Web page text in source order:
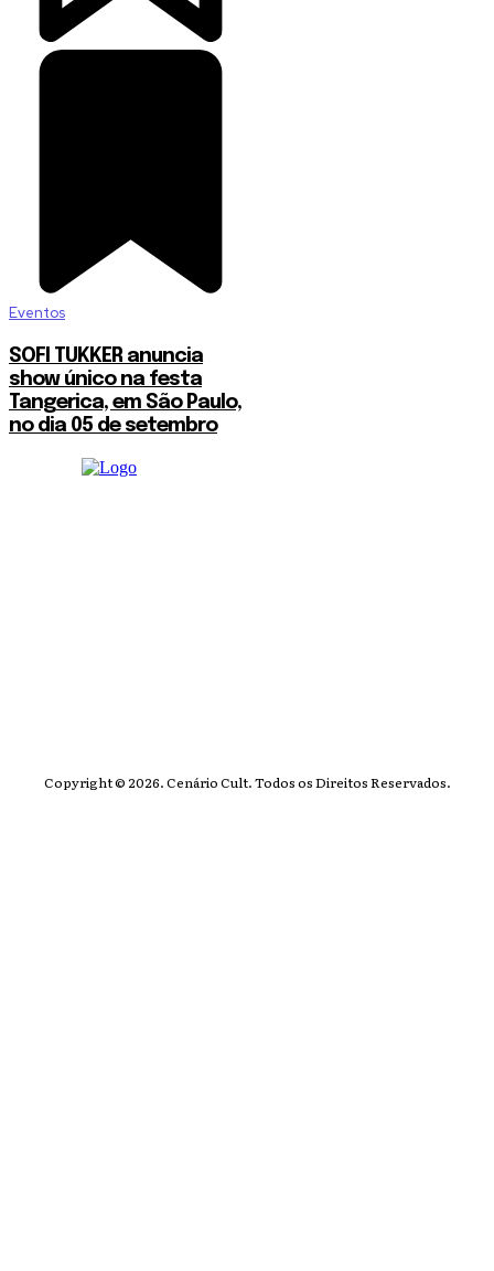
Eventos
SOFI TUKKER anuncia
show único na festa
Tangerica, em São Paulo,
no dia 05 de setembro
Copyright © 2026. Cenário Cult. Todos os Direitos Reservados.